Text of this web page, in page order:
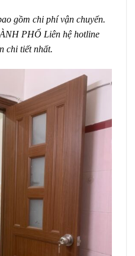
gồm chi phí vận chuyển.
PHỐ Liên hệ hotline
chi tiết nhất.